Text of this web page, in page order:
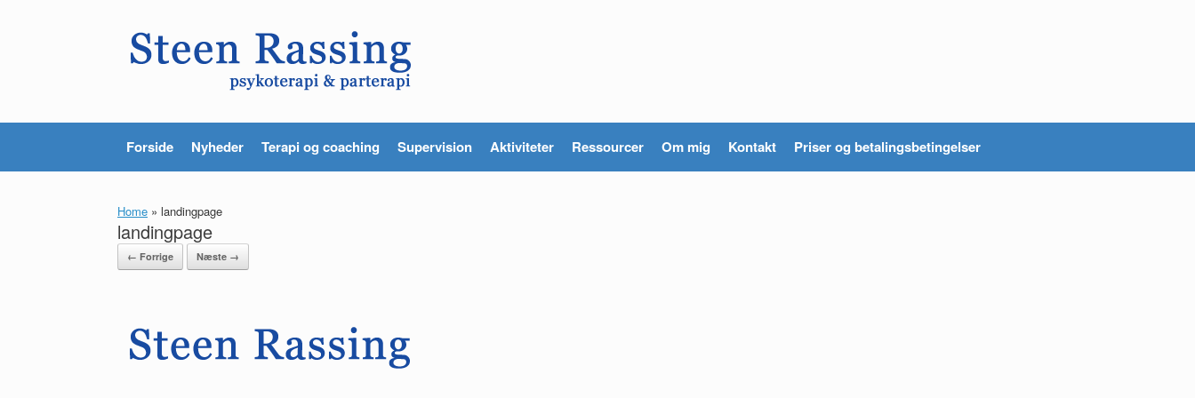
Forside Nyheder Terapi og coaching Supervision Aktiviteter Ressourcer Om mig Kontakt Priser og betalingsbetingelser
Home » landingpage
landingpage
← Forrige Næste →